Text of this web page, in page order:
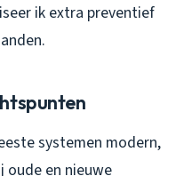
ik extra preventief
systemen modern,
oude en nieuwe